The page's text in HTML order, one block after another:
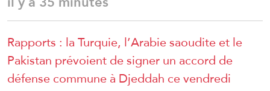
Rapports : la Turquie, l’Arabie saoudite et le
Pakistan prévoient de signer un accord de
défense commune à Djeddah ce vendredi